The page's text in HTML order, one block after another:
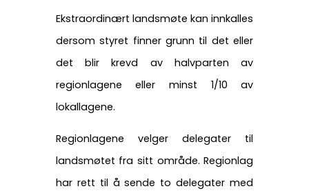
Ekstraordinært landsmøte kan innkalles
dersom styret finner grunn til det eller
det blir krevd av halvparten av
regionlagene eller minst 1/10 av
lokallagene.
Regionlagene velger delegater til
landsmøtet fra sitt område. Regionlag
har rett til å sende to delegater med